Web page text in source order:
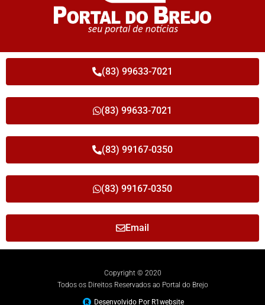
(83) 99633-7021
(83) 99633-7021
(83) 99167-0350
(83) 99167-0350
Email
Copyright © 2020
Todos os Direitos Reservados ao Portal do Brejo
Desenvolvido Por R1website